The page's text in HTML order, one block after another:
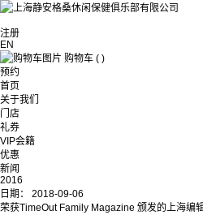
注册
EN
购物车 ( )
预约
首页
关于我们
门店
礼券
VIP会籍
优惠
新闻
2016
日期：
2018-09-06
荣获TimeOut Family Magazine 颁发的上海编